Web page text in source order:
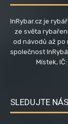
InRybar.cz je
ze světa
od návodů až
společnost
Místek,
SLEDUJTE NÁS